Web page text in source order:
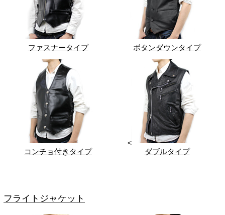
ファスナータイプ ボタンダウンタイプ
コンチョ付きタイプ
<
ダブルタイプ
フライトジャケット